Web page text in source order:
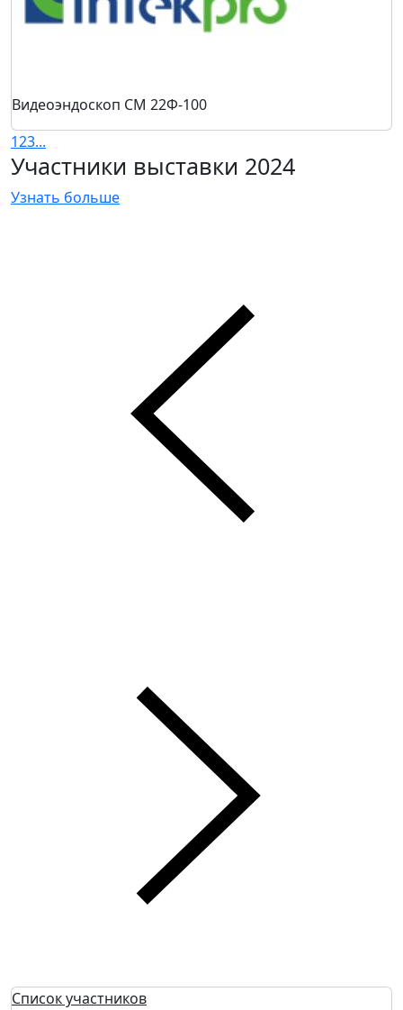
Видеоэндоскоп СМ 22Ф-100
123...
Участники выставки 2024
Узнать больше
Список участников